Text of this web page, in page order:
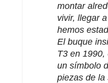
montar
vivir, llegar
hemos
El buque
T3 en
un símbolo
piezas de la